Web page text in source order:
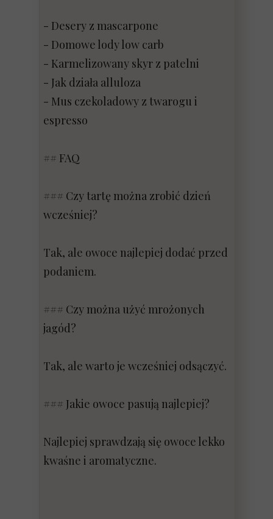
- Desery z mascarpone
- Domowe lody low carb
- Karmelizowany skyr z patelni
- Jak działa alluloza
- Mus czekoladowy z twarogu i
espresso
## FAQ
### Czy tartę można zrobić dzień
wcześniej?
Tak, ale owoce najlepiej dodać przed
podaniem.
### Czy można użyć mrożonych
jagód?
Tak, ale warto je wcześniej odsączyć.
### Jakie owoce pasują najlepiej?
Najlepiej sprawdzają się owoce lekko
kwaśne i aromatyczne.